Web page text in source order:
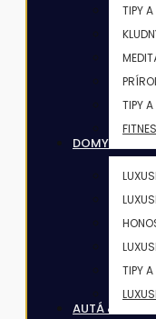
TIPY
TIPY
DOMY & VILY
TIPY
AUTÁ &